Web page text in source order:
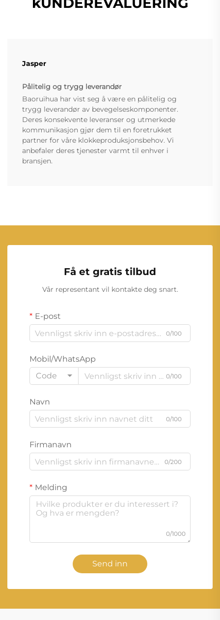
Jasper
Pålitelig og trygg leverandør
Baoruihua har vist seg å være en pålitelig og
trygg leverandør av bevegelseskomponenter.
Deres konsekvente leveranser og utmerkede
kommunikasjon gjør dem til en foretrukket
partner for våre klokkeproduksjonsbehov. Vi
anbefaler deres tjenester varmt til enhver i
bransjen.
Få et gratis tilbud
Vår representant vil kontakte deg snart.
E-post
0/100
Mobil/WhatsApp
Code
0/100
Navn
0/100
Firmanavn
0/200
Melding
0/1000
Send inn